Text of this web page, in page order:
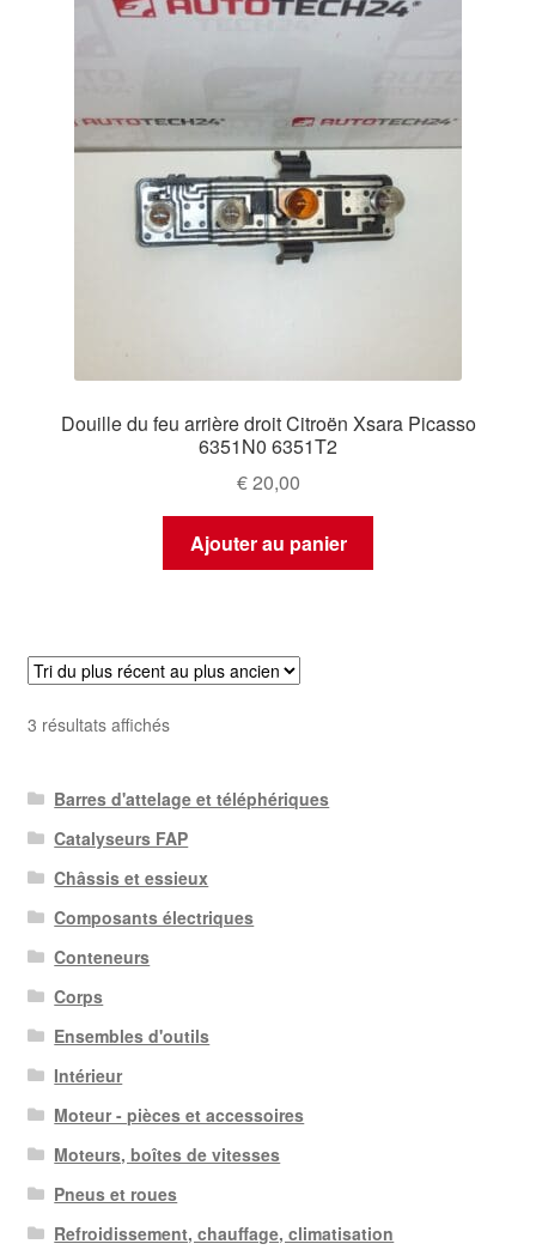
Douille du feu arrière droit Citroën Xsara Picasso
6351N0 6351T2
€20,00
Ajouter au panier
3 résultats affichésTrié
récent
au
plus
ancien
Barres d'attelage et téléphériques
Catalyseurs FAP
Châssis et essieux
Composants électriques
Conteneurs
Corps
Ensembles d'outils
Intérieur
Moteur - pièces et accessoires
Moteurs, boîtes de vitesses
Pneus et roues
Refroidissement, chauffage, climatisation